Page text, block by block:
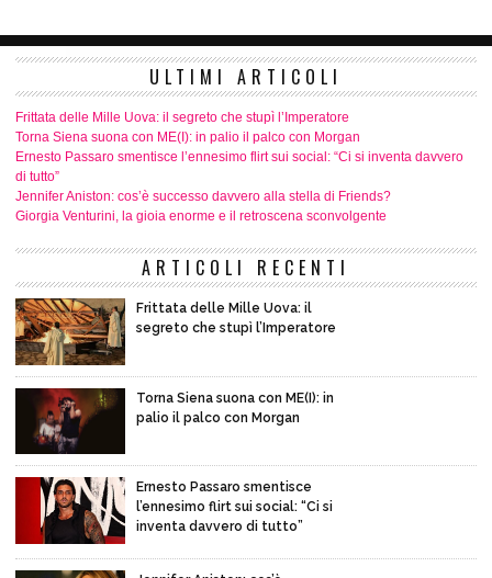
ULTIMI ARTICOLI
Frittata delle Mille Uova: il segreto che stupì l’Imperatore
Torna Siena suona con ME(I): in palio il palco con Morgan
Ernesto Passaro smentisce l’ennesimo flirt sui social: “Ci si inventa davvero
di tutto”
Jennifer Aniston: cos’è successo davvero alla stella di Friends?
Giorgia Venturini, la gioia enorme e il retroscena sconvolgente
ARTICOLI RECENTI
Frittata delle Mille Uova: il
segreto che stupì l’Imperatore
Torna Siena suona con ME(I): in
palio il palco con Morgan
Ernesto Passaro smentisce
l’ennesimo flirt sui social: “Ci si
inventa davvero di tutto”